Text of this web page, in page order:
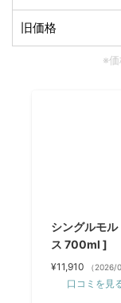
旧価格
※
シングルモ
ス 700ml ]
¥11,910 （2026/
口コミを見